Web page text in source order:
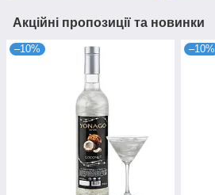
Акційні пропозиції та новинки
–10% –10%